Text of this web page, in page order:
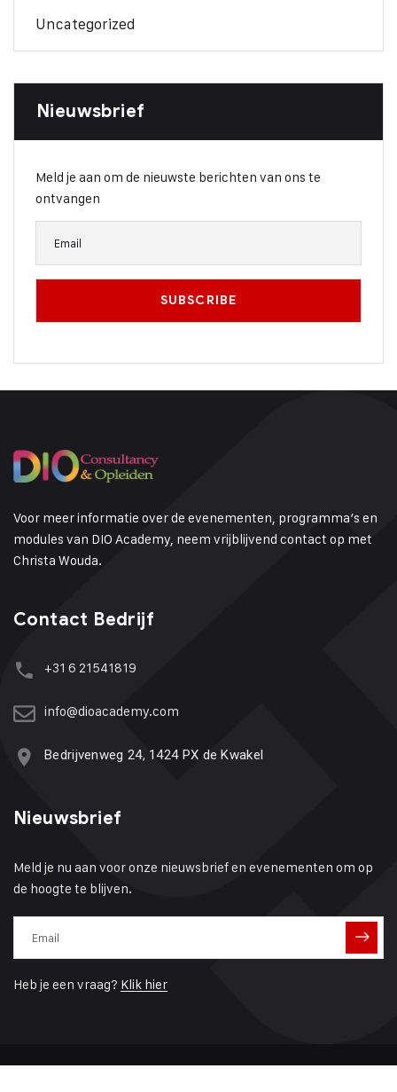
Uncategorized
Nieuwsbrief
Meld je aan om de nieuwste berichten van ons te
ontvangen
Voor meer informatie over de evenementen, programma’s en
modules van DIO Academy, neem vrijblijvend contact op met
Christa Wouda.
Contact Bedrijf
+31 6 21541819
info@dioacademy.com
Bedrijvenweg 24, 1424 PX de Kwakel
Nieuwsbrief
Meld je nu aan voor onze nieuwsbrief en evenementen om op
de hoogte te blijven.
Heb je een vraag? Klik hier